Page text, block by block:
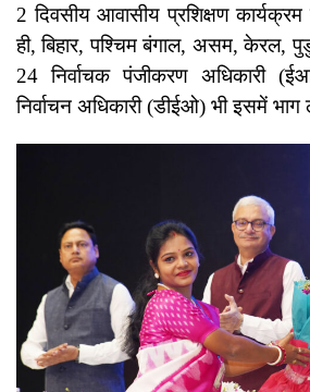
2 दिवसीय आवासीय प्रशिक्षण
ही, बिहार, पश्चिम बंगाल, असम, केरल,
24 निर्वाचक पंजीकरण अधिकारी
निर्वाचन अधिकारी (डीईओ) भी इसमें भाग